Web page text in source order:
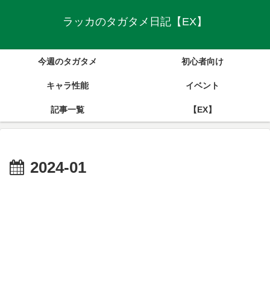
ラッカのタガタメ日記【EX】
今週のタガタメ 初心者向け
キャラ性能 イベント
記事一覧 【EX】
2024-01